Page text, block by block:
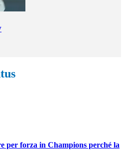
per forza in Champions perché la